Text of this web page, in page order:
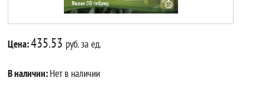
Цена:435.53 руб. за ед.
В наличии:Нет в наличии